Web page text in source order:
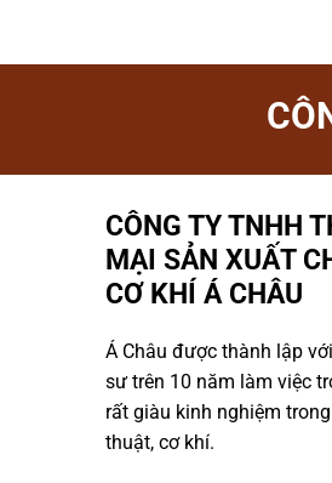
CÔNG TY TNHH
MẠI SẢN XUẤT
CƠ KHÍ Á CHÂU
Á Châu được thành lập
sư trên 10 năm làm việc
rất giàu kinh nghiệm
thuật, cơ khí.